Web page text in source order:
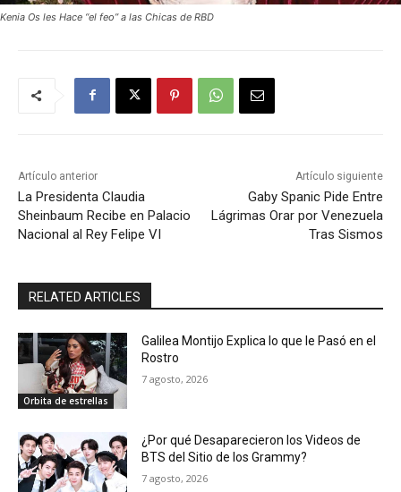
Kenia Os les Hace “el feo” a las Chicas de RBD
Artículo anterior
La Presidenta Claudia
Sheinbaum Recibe en Palacio
Nacional al Rey Felipe VI
Artículo siguiente
Gaby Spanic Pide Entre
Lágrimas Orar por Venezuela
Tras Sismos
RELATED ARTICLES
Orbita de estrellas
Galilea Montijo Explica lo que le Pasó en el
Rostro
7 agosto, 2026
¿Por qué Desaparecieron los Videos de
BTS del Sitio de los Grammy?
7 agosto, 2026